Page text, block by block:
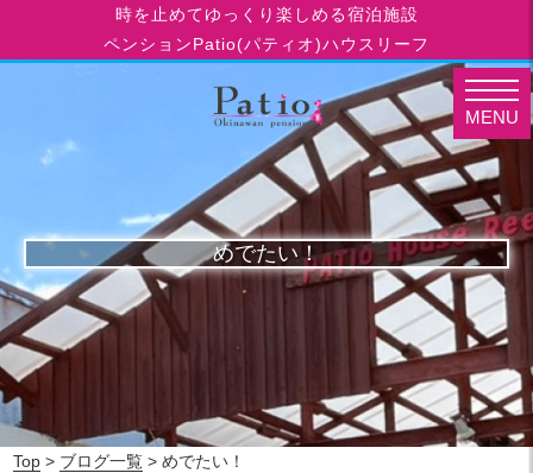
時を止めてゆっくり楽しめる宿泊施設
ペンションPatio(パティオ)ハウスリーフ
めでたい！
Top > ブログ一覧 > めでたい！
MENU